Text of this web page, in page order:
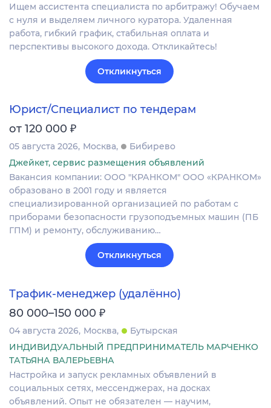
Ищем ассистента специалиста по арбитражу! Обучаем
с нуля и выделяем личного куратора. Удаленная
работа, гибкий график, стабильная оплата и
перспективы высокого дохода. Откликайтесь!
Откликнуться
Юрист/Специалист по тендерам
от 120 000 ₽
05 августа 2026 Москва
Бибирево
Джейкет, сервис размещения объявлений
Вакансия компании: ООО "КРАНКОМ" ООО «КРАНКОМ»
образовано в 2001 году и является
специализированной организацией по работам с
приборами безопасности грузоподъемных машин (ПБ
ГПМ) и ремонту, обслуживанию…
Откликнуться
Трафик‑менеджер (удалённо)
80 000–150 000 ₽
04 августа 2026 Москва
Бутырская
ИНДИВИДУАЛЬНЫЙ ПРЕДПРИНИМАТЕЛЬ МАРЧЕНКО
ТАТЬЯНА ВАЛЕРЬЕВНА
Настройка и запуск рекламных объявлений в
социальных сетях, мессенджерах, на досках
объявлений. Опыт не обязателен — научим,